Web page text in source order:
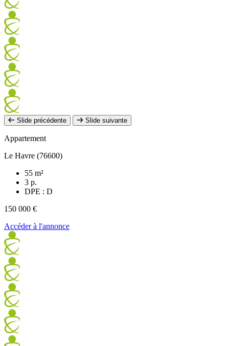
Slide précédente Slide suivante
Appartement
Le Havre (76600)
55 m²
3 p.
DPE : D
150 000 €
Accéder à l'annonce